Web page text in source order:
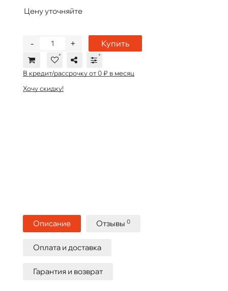
Цену уточняйте
+
- Купить
В кредит/рассрочку от 0 ₽ в месяц
Хочу скидку!
Описание Отзывы 0
Оплата и доставка
Гарантия и возврат